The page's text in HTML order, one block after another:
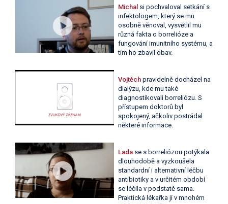
Michal si pochvaloval setkání s
infektologem, který se mu
osobně věnoval, vysvětlil mu
různá fakta o borrelióze a
fungování imunitního systému, a
tím ho zbavil obav.
Vojtěch pravidelně docházel na
dialýzu, kde mu také
diagnostikovali borreliózu. S
přístupem doktorů byl
spokojený, ačkoliv postrádal
některé informace.
Lada se s borreliózou potýkala
dlouhodobě a vyzkoušela
standardní i alternativní léčbu
antibiotiky a v určitém období
se léčila v podstatě sama.
Praktická lékařka jí v mnohém